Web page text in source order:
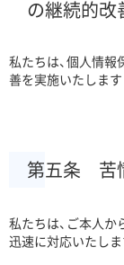
の継続的改
私たちは、個人情
善を実施いたします
第五条 苦
私たちは、ご本人か
迅速に対応いたしま